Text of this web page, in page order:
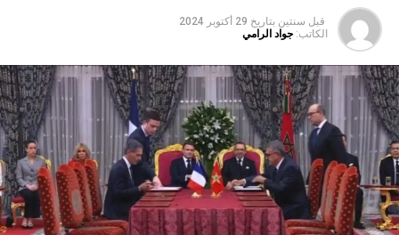
قبل سنتين بتاريخ 29 أكتوبر 2024
الكاتب: جواد الرامي